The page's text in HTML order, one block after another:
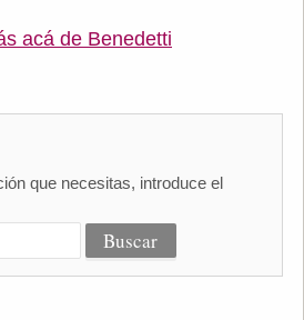
acá de Benedetti
que necesitas, introduce el